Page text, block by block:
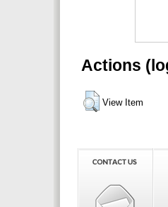
Actions
View Item